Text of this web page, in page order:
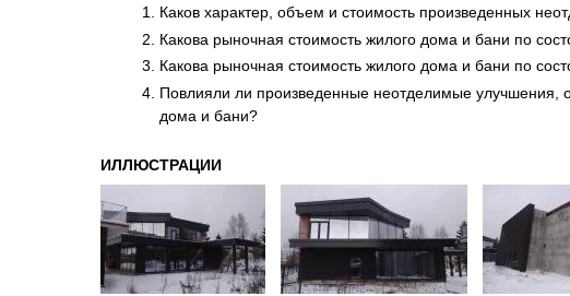
Каков характер, объем и стоимость произведенных
Какова рыночная стоимость жилого дома и бани по
Какова рыночная стоимость жилого дома и бани по
Повлияли ли произведенные неотделимые улучшения,
дома и бани?
ИЛЛЮСТРАЦИИ